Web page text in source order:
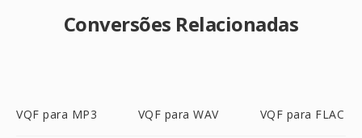
Conversões Relacionadas
VQF para MP3 VQF para WAV VQF para FLAC